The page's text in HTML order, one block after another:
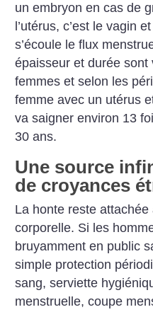
un embryon en cas de
l’utérus, c’est le vagin
s’écoule le flux
épaisseur et durée sont
femmes et selon les
femme avec un utérus
va saigner environ 13
30 ans.
Une source
de croyances
La honte reste attachée
corporelle. Si les
bruyamment en public
simple protection
sang, serviette
menstruelle, coupe